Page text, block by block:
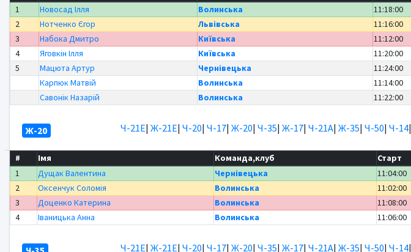
1
Новосад Ілля Волинська 11:18:00
2
Нотченко Єгор Львівська 11:16:00
3
Набока Дмитро Київська 11:12:00
4
Яговкін Ілля Київська 11:20:00
5
Мацюта Артур Чернівецька 11:24:00
Карпюк Матвій
Волинська 11:14:00
Савонік Назарій
Волинська 11:22:00
Ж-20 Ч-21Е| Ж-21Е| Ч-20| Ч-17| Ж-20| Ч-35| Ж-17| Ч-21А| Ж-35| Ч-50| Ч-14|
# Імя Команда,клуб Старт
1
Дущак Валентина Чернівецька 11:04:00
2
Оксенчук Соломія Волинська 11:02:00
3
Доценко Катерина Волинська 11:08:00
4
Іваницька Анна Волинська 11:06:00
Ч-21Е| Ж-21Е| Ч-20| Ч-17| Ж-20| Ч-35| Ж-17| Ч-21А| Ж-35| Ч-50| Ч-14|